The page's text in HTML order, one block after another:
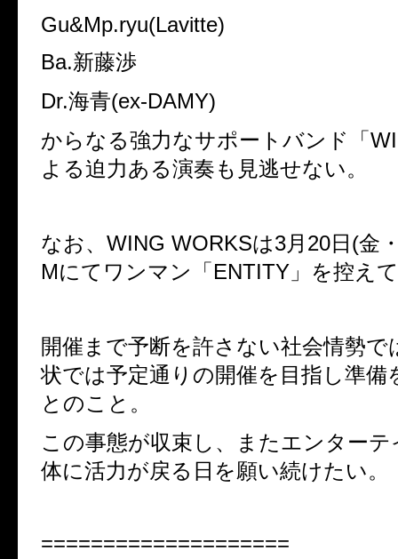
Gu&Mp.ryu(Lavitte)
Ba.新藤渉
Dr.海青(ex-DAMY)
からなる強力なサポートバンド「
よる迫力ある演奏も見逃せない。
なお、 WING WORKSは3月 20日 (金
Mにてワンマン「 ENTITY 」を控え
開催まで予断を許さない社会情勢で
状では予定通りの開催を目指し準備
とのこと。
この事態が収束し、またエンター
体に活力が戻る日を願い続けたい。
====================